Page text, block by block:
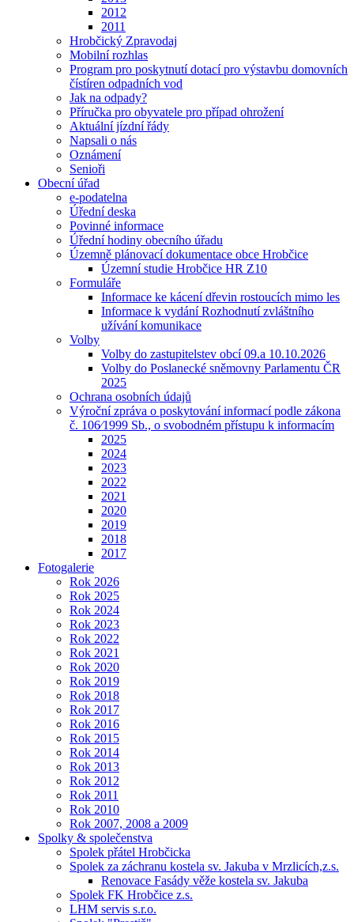
2012
2011
Hrobčický Zpravodaj
Mobilní rozhlas
Program pro poskytnutí dotací pro výstavbu domovních
čístíren odpadních vod
Jak na odpady?
Příručka pro obyvatele pro případ ohrožení
Aktuální jízdní řády
Napsali o nás
Oznámení
Senioři
Obecní úřad
e-podatelna
Úřední deska
Povinné informace
Úřední hodiny obecního úřadu
Územně plánovací dokumentace obce Hrobčice
Územní studie Hrobčice HR Z10
Formuláře
Informace ke kácení dřevin rostoucích mimo les
Informace k vydání Rozhodnutí zvláštního
užívání komunikace
Volby
Volby do zastupitelstev obcí 09.a 10.10.2026
Volby do Poslanecké sněmovny Parlamentu ČR
2025
Ochrana osobních údajů
Výroční zpráva o poskytování informací podle zákona
č. 106⁄1999 Sb., o svobodném přístupu k informacím
2025
2024
2023
2022
2021
2020
2019
2018
2017
Fotogalerie
Rok 2026
Rok 2025
Rok 2024
Rok 2023
Rok 2022
Rok 2021
Rok 2020
Rok 2019
Rok 2018
Rok 2017
Rok 2016
Rok 2015
Rok 2014
Rok 2013
Rok 2012
Rok 2011
Rok 2010
Rok 2007, 2008 a 2009
Spolky & společenstva
Spolek přátel Hrobčicka
Spolek za záchranu kostela sv. Jakuba v Mrzlicích,z.s.
Renovace Fasády věže kostela sv. Jakuba
Spolek FK Hrobčice z.s.
LHM servis s.r.o.